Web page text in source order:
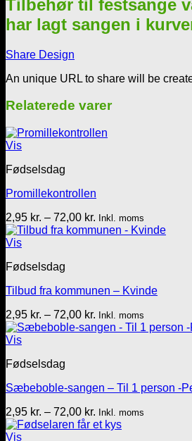
Tilbehør til festsange
har lagt sangen i
Share Design
An unique URL to share will be
Relaterede varer
Vis
Fødselsdag
Promillekontrollen
2,95 kr. – 72,00 kr. Prisinterval:
2,95 kr.
Inkl. moms
Vis
Fødselsdag
Tilbud fra kommunen – Kvinde
2,95 kr. – 72,00 kr. Prisinterval:
2,95 kr.
Inkl. moms
Vis
Fødselsdag
Sæbeboble-sangen – Til 1 person -
2,95 kr. – 72,00 kr. Prisinterval:
2,95 kr.
Inkl. moms
Vis